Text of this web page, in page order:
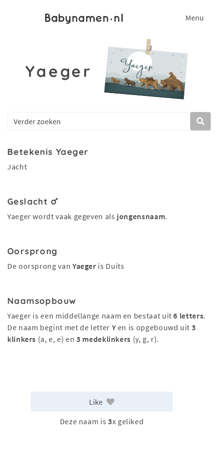
Menu
Yaeger
Betekenis Yaeger
Jacht
Geslacht
Yaeger wordt vaak gegeven als jongensnaam.
Oorsprong
De oorsprong van Yaeger is Duits
Naamsopbouw
Yaeger is een middellange naam en bestaat uit6 letters.
De naam begint met de letter Y en is opgebouwd uit 3
klinkers (a, e, e) en3 medeklinkers (y, g, r).
Like
Deze naam is 3x geliked